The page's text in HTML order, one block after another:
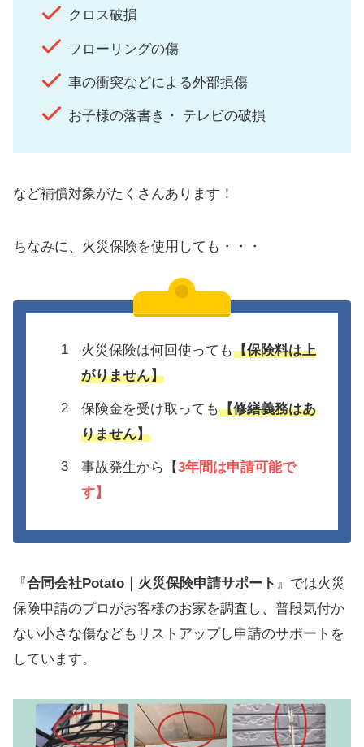
クロス破損
フローリングの傷
車の衝突などによる外部損傷
お子様の落書き・ テレビの破損
など補償対象がたくさんあります！
ちなみに、火災保険を使用しても・・・
火災保険は何回使っても【保険料は上
がりません】
保険金を受け取っても【修繕義務はあ
りません】
事故発生から【3年間は申請可能で
す】
『合同会社Potato｜火災保険申請サポート 』では火災
保険申請のプロがお客様のお家を調査し、普段気付か
ない小さな傷などもリストアップし申請のサポートを
しています。